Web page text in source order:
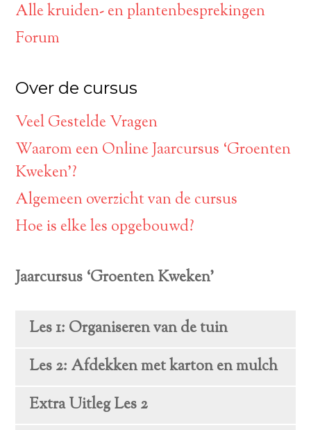
Alle kruiden- en plantenbesprekingen
Forum
Over de cursus
Veel Gestelde Vragen
Waarom een Online Jaarcursus ‘Groenten
Kweken’?
Algemeen overzicht van de cursus
Hoe is elke les opgebouwd?
Jaarcursus ‘Groenten Kweken’
Les 1: Organiseren van de tuin
Les 2: Afdekken met karton en mulch
Extra Uitleg Les 2